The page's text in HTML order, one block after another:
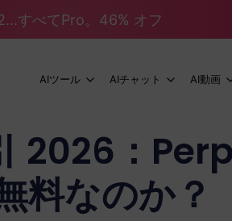
すべてPro。46% オフ
AIツール AIチャット AI動画
2026：
料なのか？